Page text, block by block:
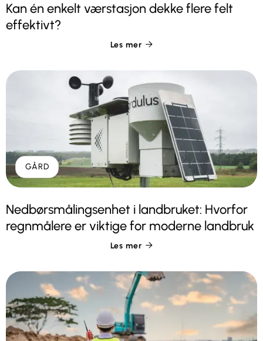
Kan én enkelt værstasjon dekke flere felt
effektivt?
Les mer 
GÅRD
Nedbørsmålingsenhet i landbruket: Hvorfor
regnmålere er viktige for moderne landbruk
Les mer 